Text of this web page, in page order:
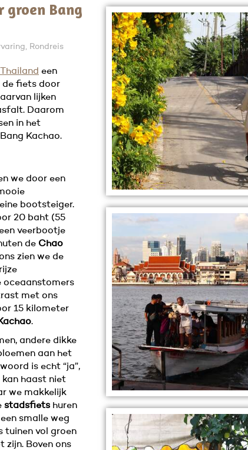
groen Bang
Rondreis
een
de fiets door
lijken
Daarom
in het
Kachao.
we door een
bootsteiger.
20 baht (55
veerbootje
de Chao
zien we de
oceaanstomers
met ons
15 kilometer
.
andere dikke
aan het
is echt “ja”,
haast niet
we makkelijk
stadsfiets huren
smalle weg
tuinen vol groen
zijn. Boven ons